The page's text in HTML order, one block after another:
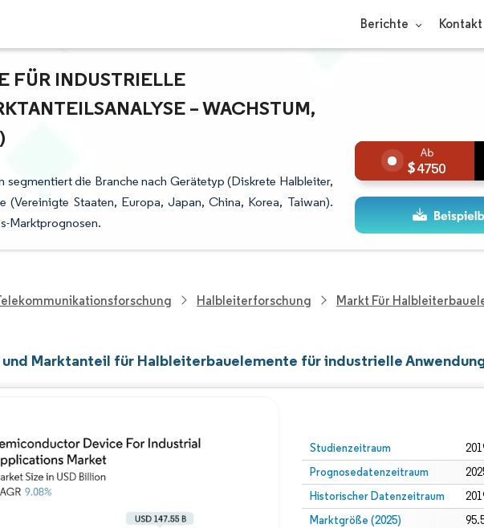
Berichte Kontakt
FÜR INDUSTRIELLE
– WACHSTUM, T
die Branche nach Gerätetyp (Diskrete Halbleiter,
(Vereinigte Staaten, Europa, Japan, China, Korea, Taiwan).
Marktprognosen.
4750
Halbleiterforschung Markt Für
Marktanteil für Halbleiterbauelemente für industrielle
Studienzeitraum
Prognosedatenzeitraum
Historischer Datenzeitraum
Marktgröße (2025)